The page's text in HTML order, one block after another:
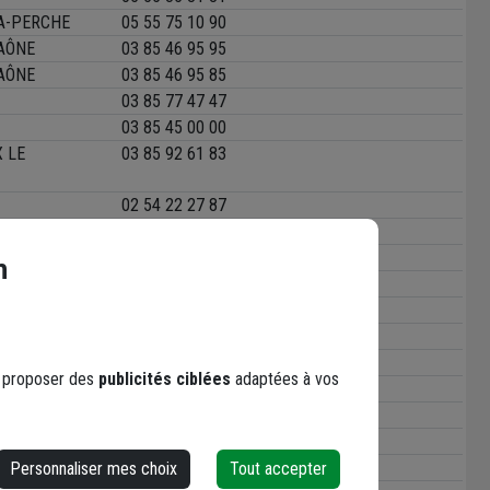
PERCHE
05 55 75 10 90
03 85 46 95 95
03 85 46 95 85
03 85 77 47 47
03 85 45 00 00
LE
03 85 92 61 83
02 54 22 27 87
04 73 38 27 53
02 48 58 00 63
des publicités ciblées adaptées à vos
Personnaliser mes choix Tout accepter